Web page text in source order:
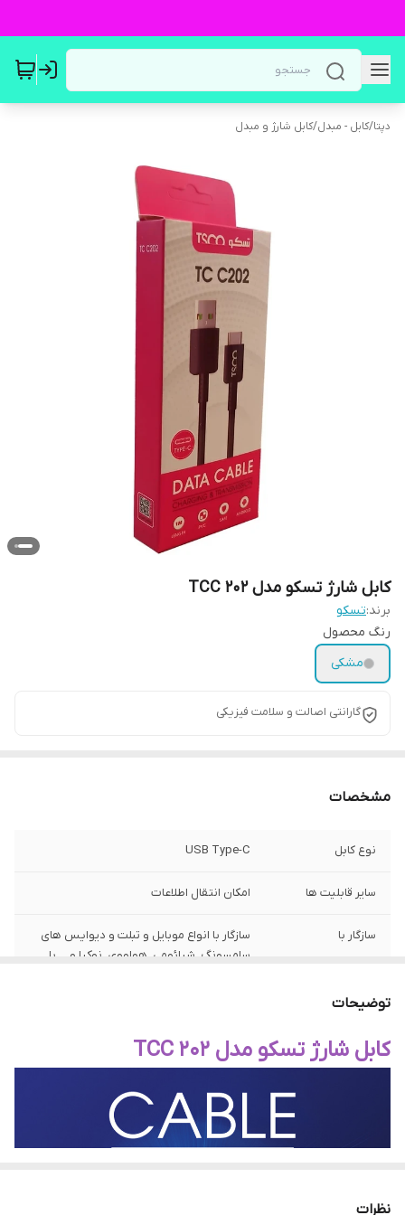
دپتا/کابل - مبدل/کابل شارژ و مبدل
کابل شارژ تسکو مدل TCC 202
برند:تسکو
رنگ محصول
مشکی
گارانتی اصالت و سلامت فیزیکی
مشخصات
نوع کابل USB Type-C
سایر قابلیت ها امکان انتقال اطلاعات
سازگار با
سازگار با انواع موبایل و تبلت و دیوایس های
سامسونگ ,شیائومی ,هواووی ,نوکیا و ... با
سرعت ۴۸۰ مگابیت بر ثانیه
توضیحات
کابل شارژ تسکو مدل TCC 202
نظرات